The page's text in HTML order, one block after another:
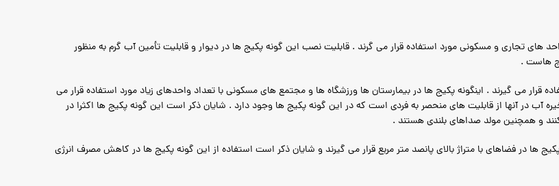
های تجاری و مسکونی مورد استفاده قرار می گرند . قابلیت نصب این گونه پکیج ها در دیوار و قابلیت تأمین آب گرم به منظور
هاست .
می گیرند . اینگونه پکیج ها در بیمارستان ها ورزشگاه ها و مجتمع های مسکونی با تعداد واحدهای زیاد مورد استفاده قرار می
آب در آنها از قابلیت های منحصر به فردی است که در این گونه پکیج ها وجود دارد . شایان ذکر است این گونه پکیج ها اکثرا در
و همچنین مولد صداهای بلندی هستند .
ها در فضاهای با متراژ بالای پانصد متر مربع قرار می گیرند و شایان ذکر است استفاده از این گونه پکیج ها در کاهش مصرف انرژی